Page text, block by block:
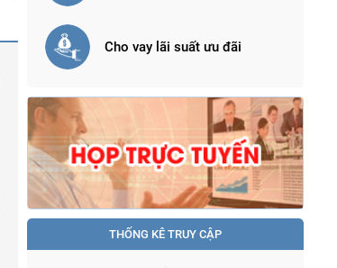
Cho vay lãi suất ưu đãi
THỐNG KÊ TRUY CẬP